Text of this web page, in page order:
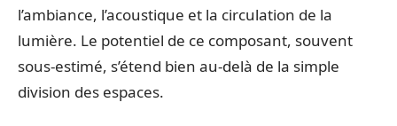
l’ambiance, l’acoustique et la circulation de la
lumière. Le potentiel de ce composant, souvent
sous-estimé, s’étend bien au-delà de la simple
division des espaces.